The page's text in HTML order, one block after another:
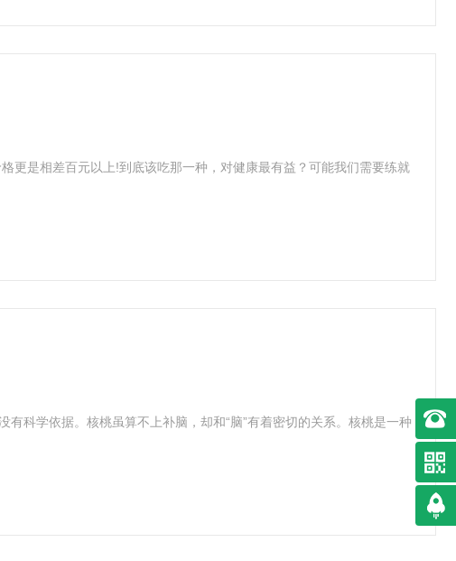
更是相差百元以上!到底该吃那一种，对健康最有益？可能我们需要练就
科学依据。核桃虽算不上补脑，却和“脑”有着密切的关系。核桃是一种